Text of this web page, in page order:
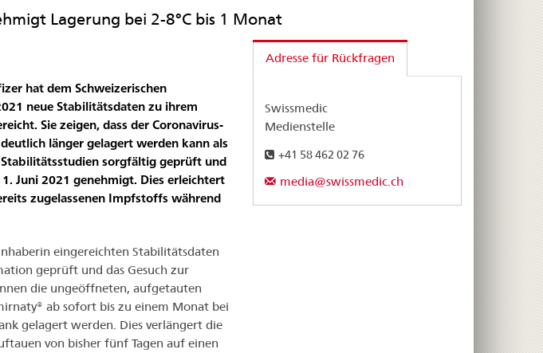
Lagerung bei 2-8°C bis 1 Monat
hat dem Schweizerischen
neue Stabilitätsdaten zu ihrem
Sie zeigen, dass der Coronavirus-
länger gelagert werden kann als
sorgfältig geprüft und
Juni 2021 genehmigt. Dies erleichtert
zugelassenen Impfstoffs während
eingereichten Stabilitätsdaten
geprüft und das Gesuch zur
die ungeöffneten, aufgetauten
ab sofort bis zu einem Monat bei
gelagert werden. Dies verlängert die
von bisher fünf Tagen auf einen
Adresse für Rückfragen
Swissmedic
Medienstelle
+41 58 462 02 76
media@swissmedic.ch